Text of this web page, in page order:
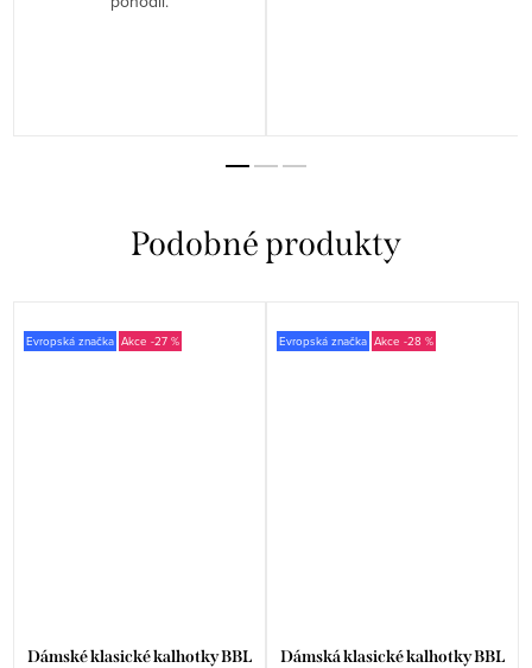
Evropská značka -27 %
Dámské klasické kalhotky BBL
Evropská značka -28 %
Dámská klasické kalhotky BBL